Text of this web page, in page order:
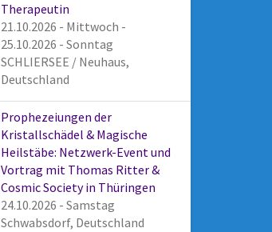
Therapeutin
21.10.2026 - Mittwoch -
25.10.2026 - Sonntag
SCHLIERSEE / Neuhaus,
Deutschland
Prophezeiungen der
Kristallschädel & Magische
Heilstäbe: Netzwerk-Event und
Vortrag mit Thomas Ritter &
Cosmic Society in Thüringen
24.10.2026 - Samstag
Schwabsdorf, Deutschland